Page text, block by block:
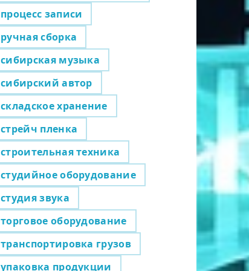
процесс записи
ручная сборка
сибирская музыка
сибирский автор
складское хранение
стрейч пленка
строительная техника
студийное оборудование
студия звука
торговое оборудование
транспортировка грузов
упаковка продукции